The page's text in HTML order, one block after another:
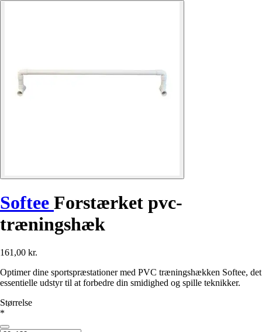
Softee Forstærket pvc-
træningshæk
161,00 kr.
Optimer dine sportspræstationer med PVC træningshækken Softee, det
essentielle udstyr til at forbedre din smidighed og spille teknikker.
Størrelse
*